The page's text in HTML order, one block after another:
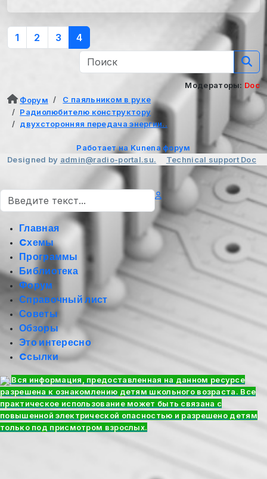
1 2 3 4
Модераторы: Doc
Форум
С паяльником в руке
Радиолюбителю конструктору
двухсторонняя передача энергии..
Работает на Kunena форум
Designed by admin@radio-portal.su. Technical support Doc
Поиск
Главная
Cхемы
Программы
Библиотека
Форум
Справочный лист
Советы
Обзоры
Это интересно
Cсылки
Вся информация, предоставленная на данном ресурсе
разрешена к ознакомлению детям школьного возраста. Все
практическое использование может быть связана с
повышенной электрической опасностью и разрешено детям
только под присмотром взрослых.